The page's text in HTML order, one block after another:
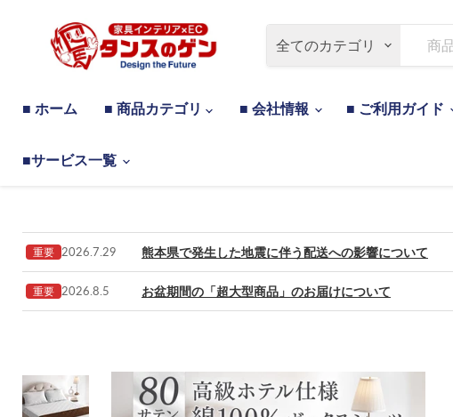
全てのカテゴリ
■ ホーム ■ 商品カテゴリ ■ 会社情報 ■ ご利用ガイド
■サービス一覧
重要 2026.7.29 熊本県で発生した地震に伴う配送への影響について
重要 2026.8.5 お盆期間の「超大型商品」のお届けについて